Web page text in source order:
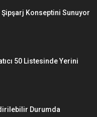
Konseptini Sunuyor
50 Listesinde Yerini
Durumda